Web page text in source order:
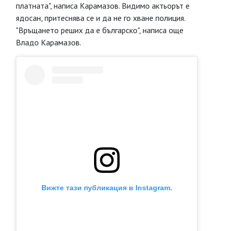
платната", написа Карамазов. Видимо актьорът е
ядосан, притеснява се и да не го хване полиция.
"Връщането реших да е българско", написа още
Владо Карамазов.
Вижте тази публикация в Instagram.